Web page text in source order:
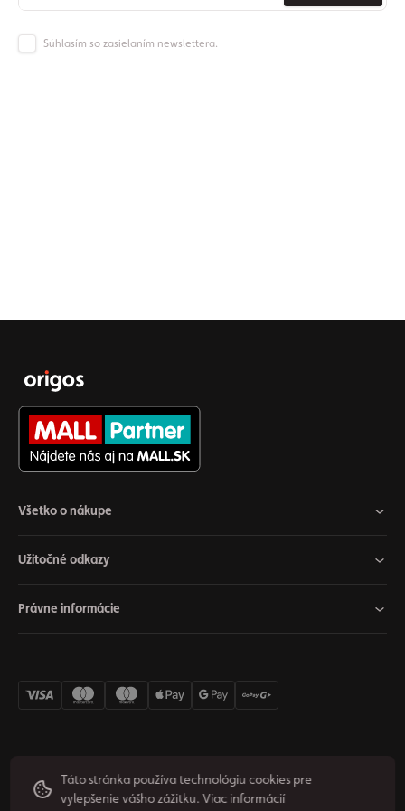
Súhlasím so zasielaním newslettera.
Všetko o nákupe
Užitočné odkazy
Právne informácie
Nastavenia cookies Odstúpiť od zmluvy
Súkromie
Podmienky používania
Táto stránka používa technológiu cookies pre
vylepšenie vášho zážitku.Viac informácií